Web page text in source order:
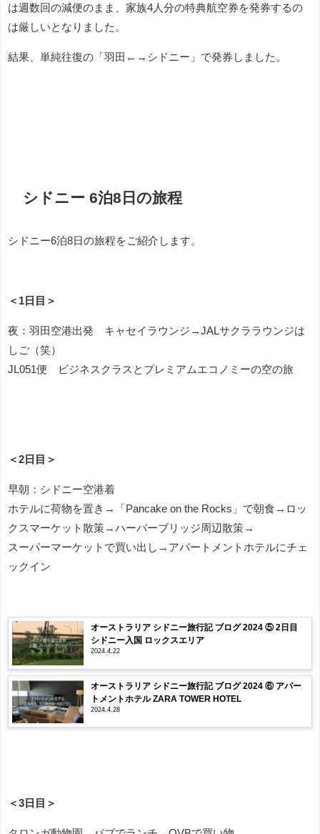
は週数回の減便のまま、家族4人分の特典航空券を発券するの
は厳しいとなりました。
結果、単純往復の「羽田←→シドニー」で発券しました。
シドニー 6泊8日の旅程
シドニー6泊8日の旅程をご紹介します。
＜1日目＞
夜：羽田空港出発 キャセイラウンジ→JALサクララウンジは
しご（笑）
JL051便 ビジネスクラスとプレミアムエコノミーの空の旅
＜2日目＞
早朝：シドニー空港着
ホテルに荷物を置き→「Pancake on the Rocks」で朝食→ロッ
クスマーケット散策→ハーバーブリッジ周辺散策→
スーパーマーケットで買い出し→アパートメントホテルにチェ
ックイン
オーストラリア シドニー旅行記 ブログ 2024 ⑤ 2日目
シドニー入国 ロックスエリア
2024.4.22
オーストラリア シドニー旅行記 ブログ 2024 ⑥ アパー
トメントホテル ZARA TOWER HOTEL
2024.4.28
＜3日目＞